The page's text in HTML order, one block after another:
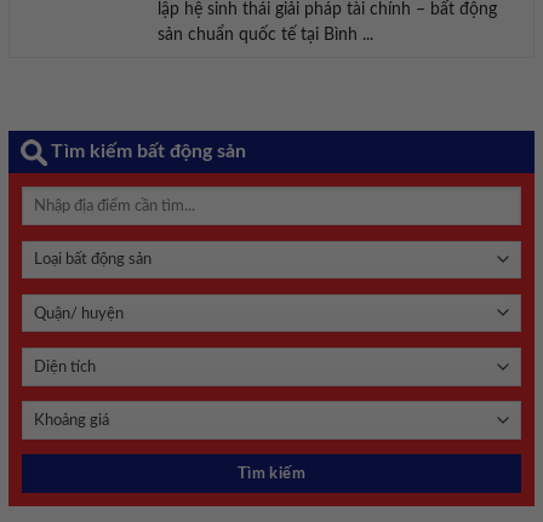
lập hệ sinh thái giải pháp tài chính – bất động
sản chuẩn quốc tế tại Bình ...
Tìm kiếm bất động sản